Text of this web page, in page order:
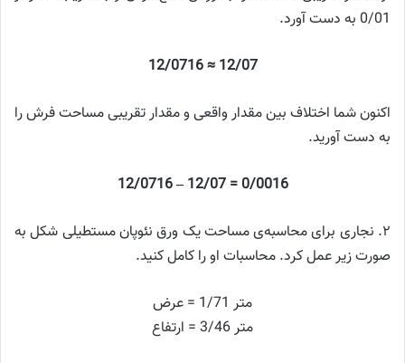
0/01 به دست آورد.
12/07 ≈ 12/0716
اکنون شما اختلاف بین مقدار واقعی و مقدار تقریبی مساحت فرش را
به دست آورید.
0/0016 = 12/07 – 12/0716
۲. نجاری برای محاسبه‌ی مساحت یک ورق نئوپان مستطیلی شکل به
صورت زیر عمل کرد. محاسبات او را کامل کنید.
متر 1/71 = عرض
متر 3/46 = ارتفاع